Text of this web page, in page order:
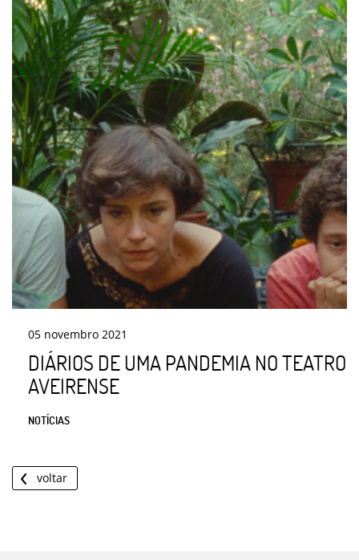
05 novembro 2021
DIÁRIOS DE UMA PANDEMIA NO TEATRO
AVEIRENSE
NOTÍCIAS
voltar